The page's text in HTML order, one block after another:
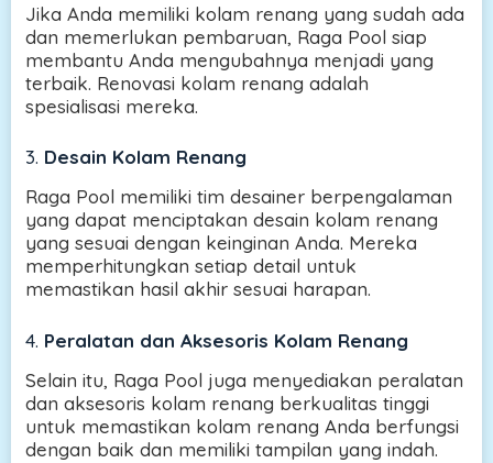
Jika Anda memiliki kolam renang yang sudah ada
dan memerlukan pembaruan, Raga Pool siap
membantu Anda mengubahnya menjadi yang
terbaik. Renovasi kolam renang adalah
spesialisasi mereka.
3. Desain Kolam Renang
Raga Pool memiliki tim desainer berpengalaman
yang dapat menciptakan desain kolam renang
yang sesuai dengan keinginan Anda. Mereka
memperhitungkan setiap detail untuk
memastikan hasil akhir sesuai harapan.
4. Peralatan dan Aksesoris Kolam Renang
Selain itu, Raga Pool juga menyediakan peralatan
dan aksesoris kolam renang berkualitas tinggi
untuk memastikan kolam renang Anda berfungsi
dengan baik dan memiliki tampilan yang indah.